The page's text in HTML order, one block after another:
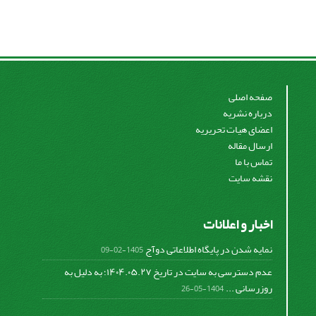
صفحه اصلی
درباره نشریه
اعضای هیات تحریریه
ارسال مقاله
تماس با ما
نقشه سایت
اخبار و اعلانات
نمایه شدن در پایگاه اطلاعاتی دوآج1405-02-09
عدم دسترسی به سایت در تاریخ ۱۴۰۴.۰۵.۲۷؛ به دلیل به
روزرسانی ...1404-05-26